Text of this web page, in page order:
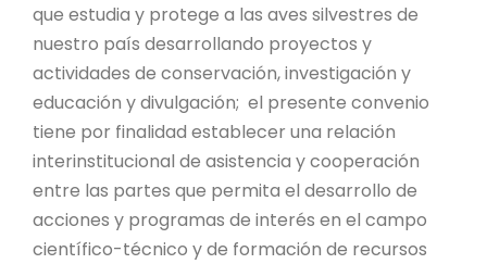
MONUMENTOS NATURALES
REPOSITORIO
que estudia y protege a las aves silvestres de
nuestro país desarrollando proyectos y
actividades de conservación, investigación y
educación y divulgación; el presente convenio
tiene por finalidad establecer una relación
interinstitucional de asistencia y cooperación
entre las partes que permita el desarrollo de
acciones y programas de interés en el campo
científico-técnico y de formación de recursos